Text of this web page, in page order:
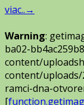
viac..→
Warning:
ba02-
content/
content/
ramci-dna-
[